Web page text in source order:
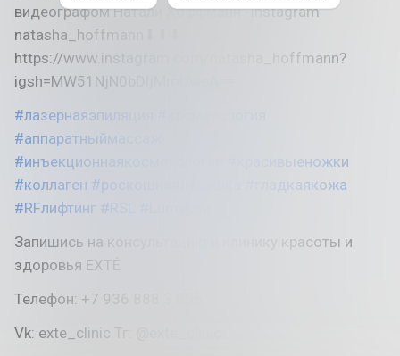
видеографом Натали Хоффманн -Instagram
natasha_hoffmann⬇⬇⬇
https://www.instagram.com/natasha_hoffmann?
igsh=MW51NjN0bDljMmUweA==
#лазернаяэпиляция
#аппаратныймассаж
#инъекционнаякосметология
#красивыеножки
#коллаген #роскошнаядевушка
#гладкаякожа
#RFлифтинг #RSL
Запишись на консультацию в клинику красоты и
здоровья EXTÉ
Телефон: +7 936 888 3 555
Vk: exte_clinic Тг: @exte_clinic